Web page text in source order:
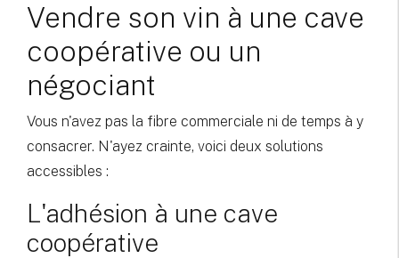
Vendre son vin à une cave
coopérative ou un
négociant
Vous n'avez pas la fibre commerciale ni de temps à y
consacrer. N'ayez crainte, voici deux solutions
accessibles :
L'adhésion à une cave
coopérative